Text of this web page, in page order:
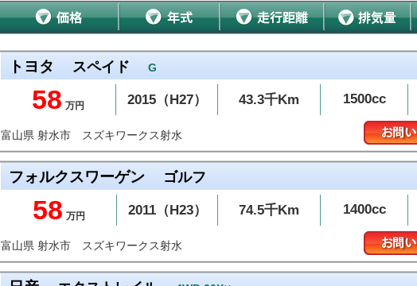
トヨタ スペイド G
58 万円 2015（H27） 43.3千Km 1500cc
富山県 射水市 スズキワークス射水
フォルクスワーゲン ゴルフ
58 万円 2011（H23） 74.5千Km 1400cc
富山県 射水市 スズキワークス射水